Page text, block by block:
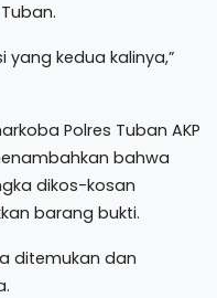
kedua kalinya,”
Polres Tuban AKP
bahwa
dikos-kosan
barang bukti.
ditemukan dan